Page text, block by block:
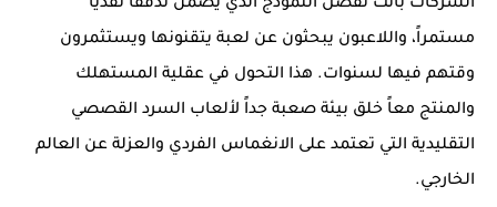
الشركات باتت تفضل النموذج الذي يضمن تدفقاً نقدياً
مستمراً، واللاعبون يبحثون عن لعبة يتقنونها ويستثمرون
وقتهم فيها لسنوات. هذا التحول في عقلية المستهلك
والمنتج معاً خلق بيئة صعبة جداً لألعاب السرد القصصي
التقليدية التي تعتمد على الانغماس الفردي والعزلة عن العالم
الخارجي.